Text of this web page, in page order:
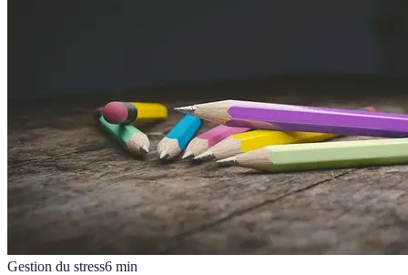
Gestion du stress6 min